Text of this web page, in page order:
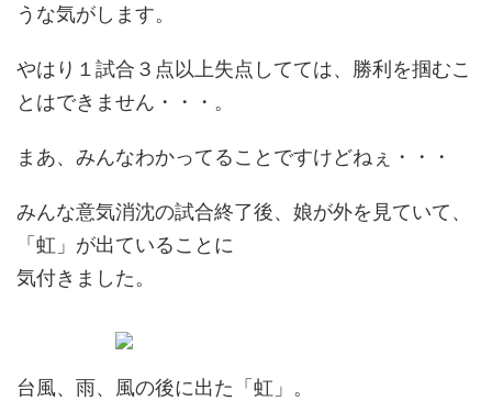
うな気がします。
やはり１試合３点以上失点してては、勝利を掴むこ
とはできません・・・。
まあ、みんなわかってることですけどねぇ・・・
みんな意気消沈の試合終了後、娘が外を見ていて、
「虹」が出ていることに
気付きました。
台風、雨、風の後に出た「虹」。